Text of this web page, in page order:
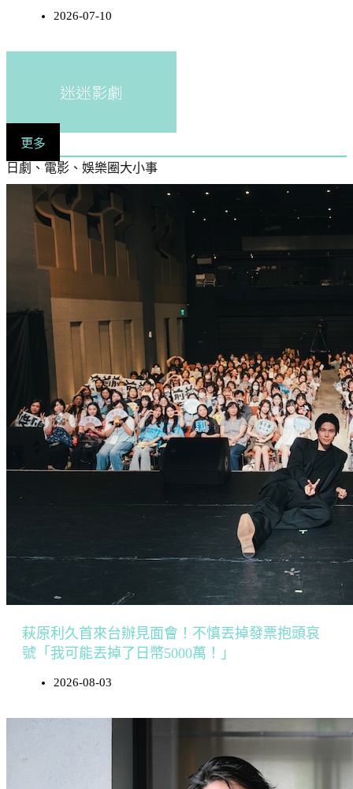
2026-07-10
迷迷影劇
更多
日劇、電影、娛樂圈大小事
萩原利久首來台辦見面會！不慎丟掉發票抱頭哀
號「我可能丟掉了日幣5000萬！」
2026-08-03